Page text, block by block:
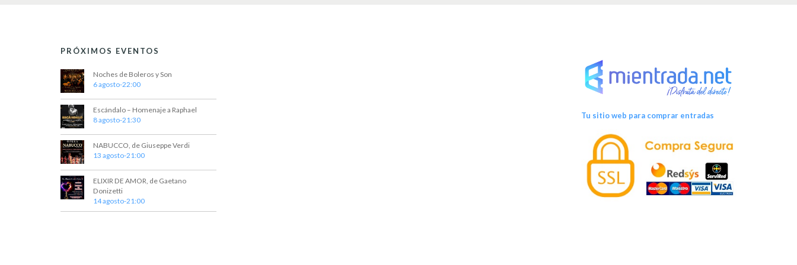
PRÓXIMOS EVENTOS
Noches de Boleros y Son
6 agosto-22:00
Escándalo – Homenaje a Raphael
8 agosto-21:30
NABUCCO, de Giuseppe Verdi
13 agosto-21:00
ELIXIR DE AMOR, de Gaetano
Donizetti
14 agosto-21:00
Tu sitio web para comprar entradas